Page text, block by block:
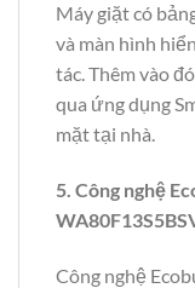
Máy giặt có
và màn hình
tác. Thêm vào
qua ứng dụng
mặt tại nhà.
5. Công nghệ
Công nghệ